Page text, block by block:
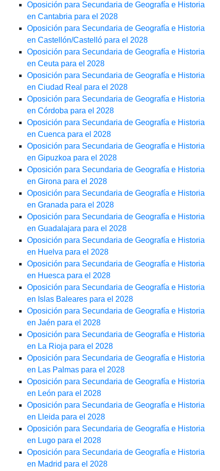
Oposición para Secundaria de Geografía e Historia
en Cantabria para el 2028
Oposición para Secundaria de Geografía e Historia
en Castellón/Castelló para el 2028
Oposición para Secundaria de Geografía e Historia
en Ceuta para el 2028
Oposición para Secundaria de Geografía e Historia
en Ciudad Real para el 2028
Oposición para Secundaria de Geografía e Historia
en Córdoba para el 2028
Oposición para Secundaria de Geografía e Historia
en Cuenca para el 2028
Oposición para Secundaria de Geografía e Historia
en Gipuzkoa para el 2028
Oposición para Secundaria de Geografía e Historia
en Girona para el 2028
Oposición para Secundaria de Geografía e Historia
en Granada para el 2028
Oposición para Secundaria de Geografía e Historia
en Guadalajara para el 2028
Oposición para Secundaria de Geografía e Historia
en Huelva para el 2028
Oposición para Secundaria de Geografía e Historia
en Huesca para el 2028
Oposición para Secundaria de Geografía e Historia
en Islas Baleares para el 2028
Oposición para Secundaria de Geografía e Historia
en Jaén para el 2028
Oposición para Secundaria de Geografía e Historia
en La Rioja para el 2028
Oposición para Secundaria de Geografía e Historia
en Las Palmas para el 2028
Oposición para Secundaria de Geografía e Historia
en León para el 2028
Oposición para Secundaria de Geografía e Historia
en Lleida para el 2028
Oposición para Secundaria de Geografía e Historia
en Lugo para el 2028
Oposición para Secundaria de Geografía e Historia
en Madrid para el 2028